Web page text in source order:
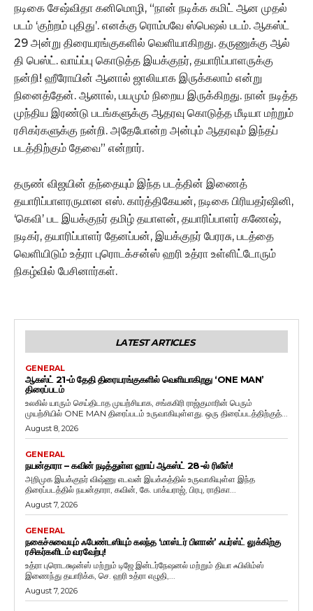
நடிகை சேஷ்விதா கனிமொழி, “நான் நடிக்க கமிட் ஆன முதல்
படம் ‘குற்றம் புதிது’. எனக்கு ரொம்பவே ஸ்பெஷல் படம். ஆகஸ்ட்
29 அன்று திரையரங்குகளில் வெளியாகிறது. தருணுக்கு ஆல்
தி பெஸ்ட். வாய்ப்பு கொடுத்த இயக்குநர், தயாரிப்பாளருக்கு
நன்றி! ஹீரோயின் ஆனால் ஜாலியாக இருக்கலாம் என்று
நினைத்தேன். ஆனால், பயமும் நிறைய இருக்கிறது. நான் நடித்த
முந்திய இரண்டு படங்களுக்கு ஆதரவு கொடுத்த மீடியா மற்றும்
ரசிகர்களுக்கு நன்றி. அதேபோன்ற அன்பும் ஆதரவும் இந்தப்
படத்திற்கும் தேவை” என்றார்.
தருண் விஜயின் தந்தையும் இந்த படத்தின் இணைத்
தயாரிப்பாளரருமான எஸ். கார்த்திகேயன், நடிகை பிரியதர்ஷினி,
‘கெவி’ பட இயக்குநர் தமிழ் தயாளன், தயாரிப்பாளர் கணேஷ்,
நடிகர், தயாரிப்பாளர் தேனப்பன், இயக்குநர் பேரரசு, படத்தை
வெளியிடும் உத்ரா புரொடக்சன்ஸ் ஹரி உத்ரா உள்ளிட்டோரும்
நிகழ்வில் பேசினார்கள்.
LATEST ARTICLES
GENERAL
ஆகஸ்ட் 21-ம் தேதி திரையரங்குகளில் வெளியாகிறது ‘ONE MAN’
திரைப்படம்
உலகில் யாரும் செய்திடாத முயற்சியாக, சங்ககிரி ராஜ்குமாரின் பெரும்
முயற்சியில் ONE MAN திரைப்படம் உருவாகியுள்ளது. ஒரு திரைப்படத்திற்குத்...
August 8, 2026
GENERAL
நயன்தாரா – கவின் நடித்துள்ள ஹாய் ஆகஸ்ட் 28-ல் ரிலீஸ்!
அறிமுக இயக்குநர் விஷ்ணு எடவன் இயக்கத்தில் உருவாகியுள்ள இந்த
திரைப்படத்தில் நயன்தாரா, கவின், கே. பாக்யராஜ், பிரபு, ராதிகா...
August 7, 2026
GENERAL
நகைச்சுவையும் ஃபேண்டஸியும் கலந்த ‘மாஸ்டர் பிளான்’ ஃபர்ஸ்ட் லுக்கிற்கு
ரசிகர்களிடம் வரவேற்பு!
உத்ரா புரொடக்ஷன்ஸ் மற்றும் டிஜே இன்டர்நேஷனல் மற்றும் தியா ஃபிலிம்ஸ்
இணைந்து தயாரிக்க, செ. ஹரி உத்ரா எழுதி,...
August 7, 2026